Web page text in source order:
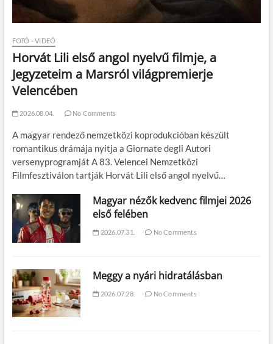
FOTÓ - VIDEÓ
Horvát Lili első angol nyelvű filmje, a
Jegyzeteim a Marsról világpremierje
Velencében
2026.08.04. No Comments
A magyar rendező nemzetközi koprodukcióban készült
romantikus drámája nyitja a Giornate degli Autori
versenyprogramját A 83. Velencei Nemzetközi
Filmfesztiválon tartják Horvát Lili első angol nyelvű…
Magyar nézők kedvenc filmjei 2026
első felében
2026.07.31. No Comments
Meggy a nyári hidratálásban
2026.07.28. No Comments